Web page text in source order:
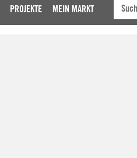
PROJEKTE MEIN MARKT